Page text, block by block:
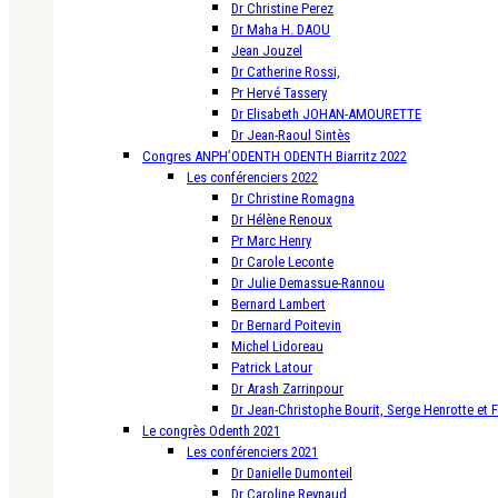
Dr Christine Perez
Dr Maha H. DAOU
Jean Jouzel
Dr Catherine Rossi,
Pr Hervé Tassery
Dr Elisabeth JOHAN-AMOURETTE
Dr Jean-Raoul Sintès
Congres ANPH’ODENTH ODENTH Biarritz 2022
Les conférenciers 2022
Dr Christine Romagna
Dr Hélène Renoux
Pr Marc Henry
Dr Carole Leconte
Dr Julie Demassue-Rannou
Bernard Lambert
Dr Bernard Poitevin
Michel Lidoreau
Patrick Latour
Dr Arash Zarrinpour
Dr Jean-Christophe Bourit, Serge Henrotte et
Le congrès Odenth 2021
Les conférenciers 2021
Dr Danielle Dumonteil
Dr Caroline Reynaud